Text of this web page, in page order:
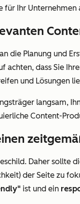
Ihr
die Planung und
achten, dass Sie
und Lösungen
langsam,
Content-
Daher
der Seite zu
ist und ein